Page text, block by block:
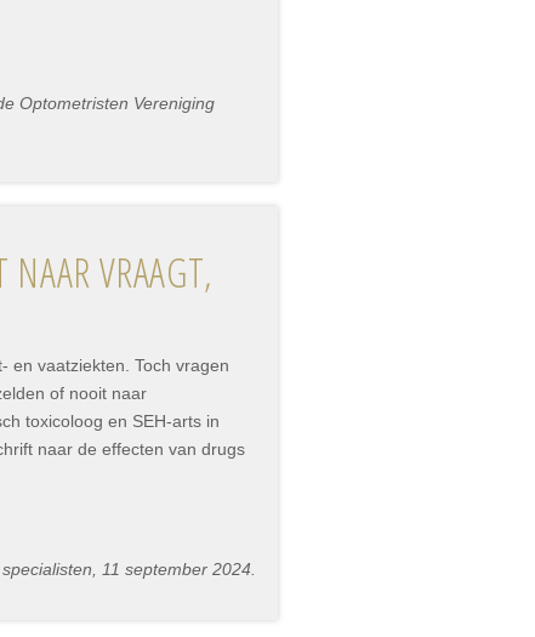
Optometristen Vereniging
NAAR VRAAGT,
en vaatziekten. Toch vragen
of nooit naar
toxicoloog en SEH-arts in
naar de effecten van drugs
11 september 2024.